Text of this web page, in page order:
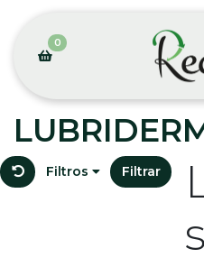
0
Filtros Filtrar